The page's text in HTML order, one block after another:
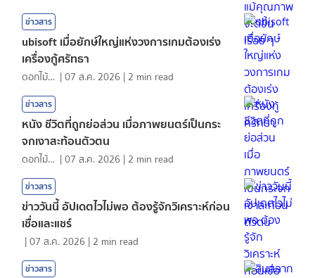
ข่าวสาร
ubisoft เมื่อยักษ์ใหญ่แห่งวงการเกมต้องเร่ง
เครื่องกู้ศรัทธา
ดอกไม้กับสายน้ำ |07 ส.ค. 2026 | 2 min read
ข่าวสาร
หนัง ชีวิตที่ถูกย่อส่วน เมื่อภาพยนตร์เป็นกระ
จกเงาสะท้อนตัวตน
ดอกไม้กับสายน้ำ |07 ส.ค. 2026 | 2 min read
ข่าวสาร
ข่าววันนี้ อัปเดตไวไม่พอ ต้องรู้จักวิเคราะห์ก่อน
เชื่อและแชร์
|07 ส.ค. 2026 | 2 min read
ข่าวสาร